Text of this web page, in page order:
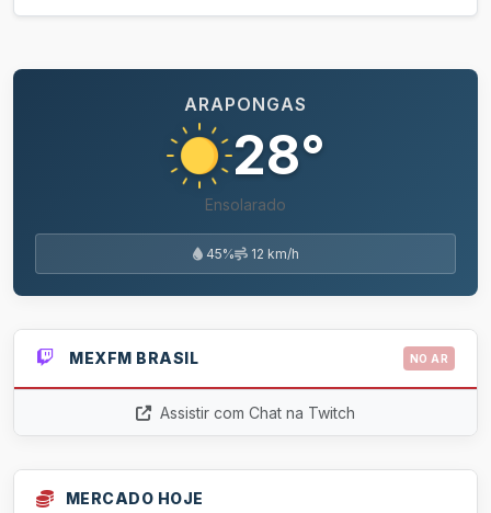
ARAPONGAS
28°
Ensolarado
45% 12 km/h
MEXFM BRASIL NO AR
Assistir com Chat na Twitch
MERCADO HOJE